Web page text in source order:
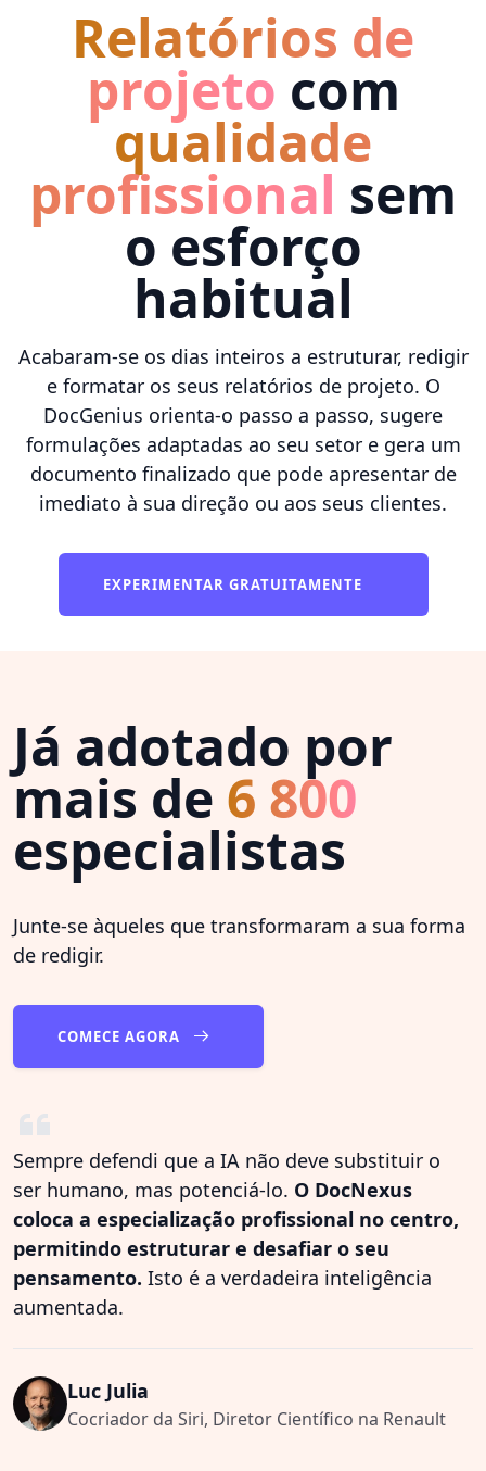
Relatórios de
projeto com
qualidade
profissional sem
o esforço
habitual
Acabaram-se os dias inteiros a estruturar, redigir
e formatar os seus relatórios de projeto. O
DocGenius orienta-o passo a passo, sugere
formulações adaptadas ao seu setor e gera um
documento finalizado que pode apresentar de
imediato à sua direção ou aos seus clientes.
EXPERIMENTAR GRATUITAMENTE
Já adotado por
mais de 6 800
especialistas
Junte-se àqueles que transformaram a sua forma
de redigir.
COMECE AGORA
Sempre defendi que a IA não deve substituir o
ser humano, mas potenciá-lo. O DocNexus
coloca a especialização profissional no centro,
permitindo estruturar e desafiar o seu
pensamento. Isto é a verdadeira inteligência
aumentada.
Luc Julia
Cocriador da Siri, Diretor Científico na Renault